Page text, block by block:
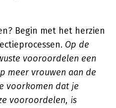
Begin met het herzien
Op de
vooroordelen een
meer vrouwen aan de
voorkomen dat je
vooroordelen, is